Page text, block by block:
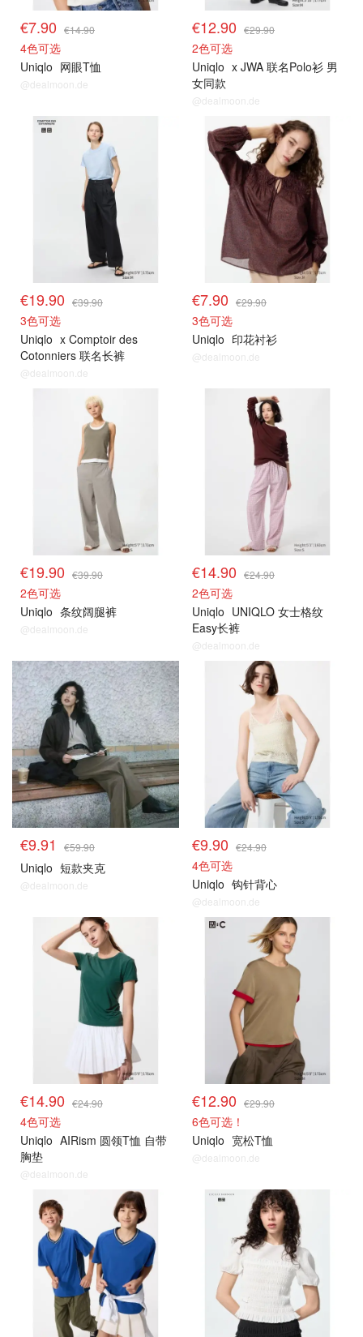
€7.90 €14.90
4色可选
Uniqlo 网眼T恤
@dealmoon.de
€12.90 €29.90
2色可选
Uniqlo x JWA 联名Polo衫 男
女同款
@dealmoon.de
€19.90 €39.90
3色可选
Uniqlo x Comptoir des
Cotonniers 联名长裤
@dealmoon.de
€7.90 €29.90
3色可选
Uniqlo 印花衬衫
@dealmoon.de
€19.90 €39.90
2色可选
Uniqlo 条纹阔腿裤
@dealmoon.de
€14.90 €24.90
2色可选
Uniqlo UNIQLO 女士格纹
Easy长裤
@dealmoon.de
€9.91 €59.90
Uniqlo 短款夹克
@dealmoon.de
€9.90 €24.90
4色可选
Uniqlo 钩针背心
@dealmoon.de
€14.90 €24.90
4色可选
Uniqlo AIRism 圆领T恤 自带
胸垫
@dealmoon.de
€12.90 €29.90
6色可选！
Uniqlo 宽松T恤
@dealmoon.de